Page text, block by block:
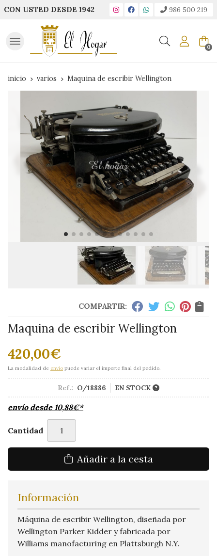
CON USTED DESDE 1942 986 500 219
Buscar 0
inicio varios Maquina de escribir Wellington
COMPARTIR:
Maquina de escribir Wellington
420,00€
La modalidad de envío puede variar el importe final del pedido.
Ref.: O/18886 EN STOCK
envío desde 10,88€*
Cantidad
Añadir a la cesta
Información
Máquina de escribir Wellington, diseñada por
Wellington Parker Kidder y fabricada por
Williams manofacturing en Plattsburgh N.Y.